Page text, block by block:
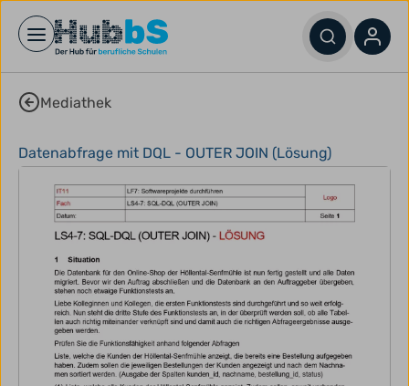
Open main menu
Mediathek
Datenabfrage mit DQL - OUTER JOIN (Lösung)